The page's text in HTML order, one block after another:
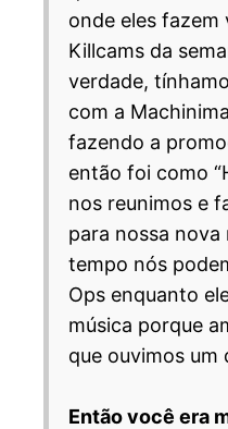
onde eles fazem
Killcams da
verdade,
com a
fazendo a
então foi como
nos reunimos e
para nossa nova
tempo nós
Ops enquanto
música porque
que ouvimos um
Então você era